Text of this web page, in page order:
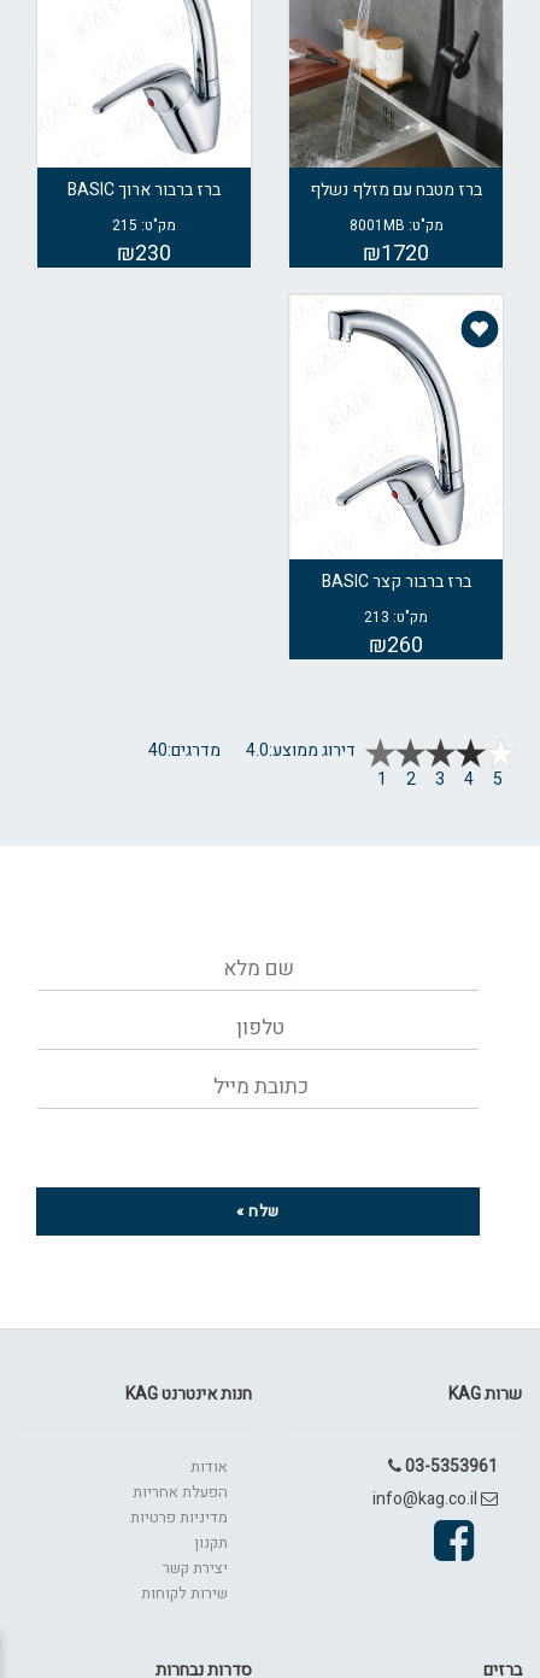
ברז מטבח עם מזלף נשלף
מק"ט: 8001MB
₪1720
ברז ברבור ארוך BASIC
מק"ט: 215
₪230
ברז ברבור קצר BASIC
מק"ט: 213
₪260
דירוג ממוצע:4.0 מדרגים:40
5
4
3
2
1
שלח »
שרות KAG
03-5353961
חנות אינטרנט KAG
אודות
הפעלת אחריות
מדיניות פרטיות
תקנון
יצירת קשר
שירות לקוחות
ברזים סדרות נבחרות